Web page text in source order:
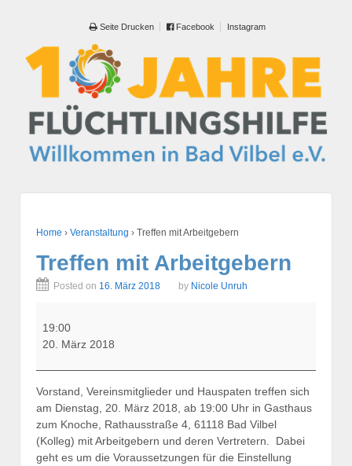
Seite Drucken Facebook Instagram
Home › Veranstaltung › Treffen mit Arbeitgebern
Treffen mit Arbeitgebern
Posted on 16. März 2018 by Nicole Unruh
mit
Arbeitgebern
19:00
20. März 2018
Vorstand, Vereinsmitglieder und Hauspaten treffen sich
am Dienstag, 20. März 2018, ab 19:00 Uhr in Gasthaus
zum Knoche, Rathausstraße 4, 61118 Bad Vilbel
(Kolleg) mit Arbeitgebern und deren Vertretern. Dabei
geht es um die Voraussetzungen für die Einstellung